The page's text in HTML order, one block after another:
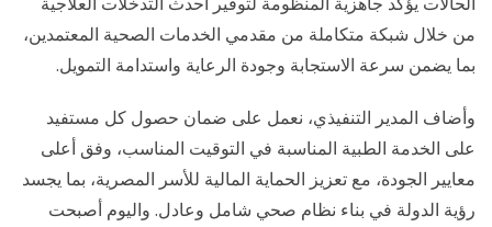
من خلال شبكة متكاملة من مقدمي الخدمات الصحية المعتمدين،
بما يضمن سرعة الاستجابة وجودة الرعاية واستدامة التمويل.
وأضاف المدير التنفيذي، نعمل على ضمان حصول كل مستفيد
على الخدمة الطبية المناسبة في التوقيت المناسب، وفق أعلى
معايير الجودة، مع تعزيز الحماية المالية للأسر المصرية، بما يجسد
رؤية الدولة في بناء نظام صحي شامل وعادل. واليوم أصبحت